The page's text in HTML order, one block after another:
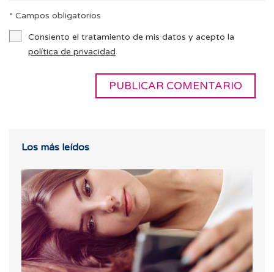
* Campos obligatorios
Consiento el tratamiento de mis datos y acepto la
política de privacidad
Los más leídos